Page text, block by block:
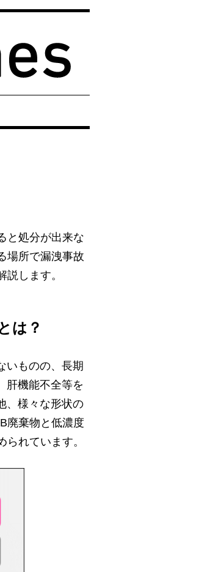
と処分が出来な
場所で漏洩事故
します。
は？
いものの、長期
肝機能不全等を
、様々な形状の
廃棄物と低濃度
れています。